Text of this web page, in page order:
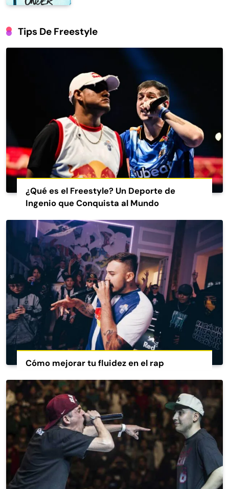
Tips De Freestyle
¿Qué es el Freestyle? Un Deporte de
Ingenio que Conquista al Mundo
Cómo mejorar tu fluidez en el rap